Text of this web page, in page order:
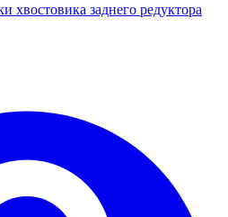
хвостовика заднего редуктора